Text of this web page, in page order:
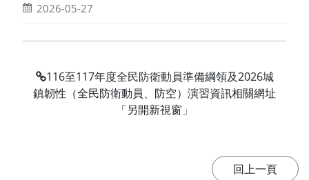
2026-05-27
116至117年度全民防衛動員準備綱領及2026城
鎮韌性（全民防衛動員、防空）演習資訊相關網址
「另開新視窗」